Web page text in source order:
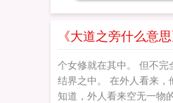
《大道之旁什么意
个女修就在其中。 但不
结界之中。 在外人看来
知道，外人看来空无一物